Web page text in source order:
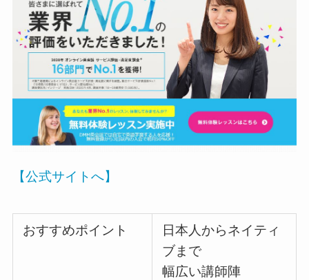
【公式サイトへ】
おすすめポイント
日本人からネイティ
ブまで
幅広い講師陣